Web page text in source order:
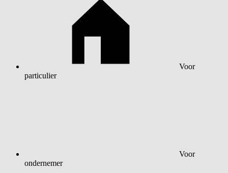
Voor
particulier
Voor
ondernemer